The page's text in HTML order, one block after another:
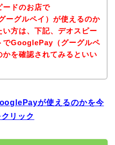
ードのお店で
ーグルペイ）が使えるのか
い方は、下記、デオスピー
でGooglePay（グーグルペ
かを確認されてみるといい
が使えるのかを今
リック